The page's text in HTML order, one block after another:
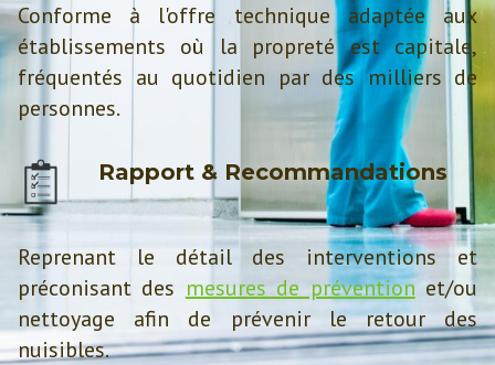
Conforme à l'offre technique adaptée aux
établissements où la propreté est capitale,
fréquentés au quotidien par des milliers de
personnes.
Rapport & Recommandations
Reprenant le détail des interventions et
préconisant des mesures de préventionet/ou
nettoyage afin de prévenir le retour des
nuisibles.